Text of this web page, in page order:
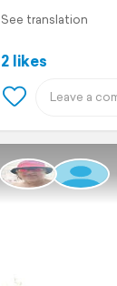
See translation
2 likes